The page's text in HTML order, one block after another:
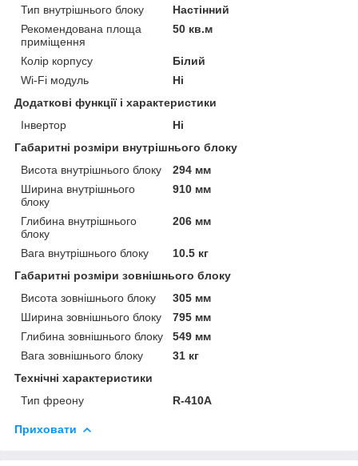
Тип внутрішнього блоку
Настінний
Рекомендована площа
приміщення
50 кв.м
Колір корпусу
Білий
Wi-Fi модуль
Ні
Додаткові функції і характеристики
Інвертор
Ні
Габаритні розміри внутрішнього блоку
Висота внутрішнього блоку
294 мм
Ширина внутрішнього
блоку
910 мм
Глибина внутрішнього
блоку
206 мм
Вага внутрішнього блоку
10.5 кг
Габаритні розміри зовнішнього блоку
Висота зовнішнього блоку
305 мм
Ширина зовнішнього блоку
795 мм
Глибина зовнішнього блоку
549 мм
Вага зовнішнього блоку
31 кг
Технічні характеристики
Тип фреону
R-410A
Приховати